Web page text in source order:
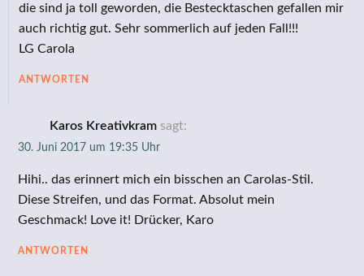
die sind ja toll geworden, die Bestecktaschen gefallen mir
auch richtig gut. Sehr sommerlich auf jeden Fall!!!
LG Carola
ANTWORTEN
Karos Kreativkram sagt:
30. Juni 2017 um 19:35 Uhr
Hihi.. das erinnert mich ein bisschen an Carolas-Stil.
Diese Streifen, und das Format. Absolut mein
Geschmack! Love it! Drücker, Karo
ANTWORTEN